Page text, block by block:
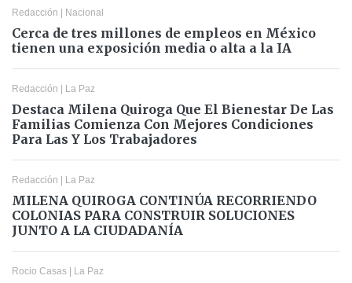
Redacción Nacional
Cerca de tres millones de empleos en México
tienen una exposición media o alta a la IA
Redacción La Paz
Destaca Milena Quiroga Que El Bienestar De Las
Familias Comienza Con Mejores Condiciones
Para Las Y Los Trabajadores
Redacción La Paz
MILENA QUIROGA CONTINÚA RECORRIENDO
COLONIAS PARA CONSTRUIR SOLUCIONES
JUNTO A LA CIUDADANÍA
Rocio Casas La Paz